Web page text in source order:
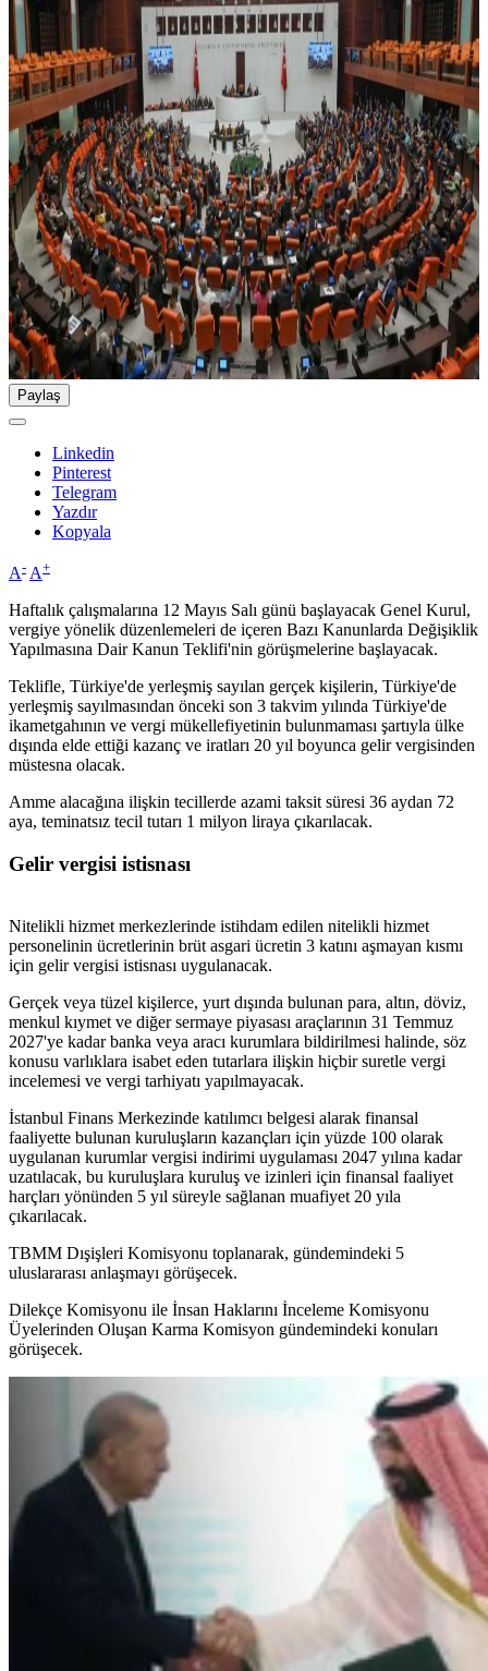
Paylaş
Linkedin
Pinterest
Telegram
Yazdır
Kopyala
A- A+
Haftalık çalışmalarına 12 Mayıs Salı günü başlayacak Genel Kurul,
vergiye yönelik düzenlemeleri de içeren Bazı Kanunlarda Değişiklik
Yapılmasına Dair Kanun Teklifi'nin görüşmelerine başlayacak.
Teklifle, Türkiye'de yerleşmiş sayılan gerçek kişilerin, Türkiye'de
yerleşmiş sayılmasından önceki son 3 takvim yılında Türkiye'de
ikametgahının ve vergi mükellefiyetinin bulunmaması şartıyla ülke
dışında elde ettiği kazanç ve iratları 20 yıl boyunca gelir vergisinden
müstesna olacak.
Amme alacağına ilişkin tecillerde azami taksit süresi 36 aydan 72
aya, teminatsız tecil tutarı 1 milyon liraya çıkarılacak.
Gelir vergisi istisnası
Nitelikli hizmet merkezlerinde istihdam edilen nitelikli hizmet
personelinin ücretlerinin brüt asgari ücretin 3 katını aşmayan kısmı
için gelir vergisi istisnası uygulanacak.
Gerçek veya tüzel kişilerce, yurt dışında bulunan para, altın, döviz,
menkul kıymet ve diğer sermaye piyasası araçlarının 31 Temmuz
2027'ye kadar banka veya aracı kurumlara bildirilmesi halinde, söz
konusu varlıklara isabet eden tutarlara ilişkin hiçbir suretle vergi
incelemesi ve vergi tarhiyatı yapılmayacak.
İstanbul Finans Merkezinde katılımcı belgesi alarak finansal
faaliyette bulunan kuruluşların kazançları için yüzde 100 olarak
uygulanan kurumlar vergisi indirimi uygulaması 2047 yılına kadar
uzatılacak, bu kuruluşlara kuruluş ve izinleri için finansal faaliyet
harçları yönünden 5 yıl süreyle sağlanan muafiyet 20 yıla
çıkarılacak.
TBMM Dışişleri Komisyonu toplanarak, gündemindeki 5
uluslararası anlaşmayı görüşecek.
Dilekçe Komisyonu ile İnsan Haklarını İnceleme Komisyonu
Üyelerinden Oluşan Karma Komisyon gündemindeki konuları
görüşecek.